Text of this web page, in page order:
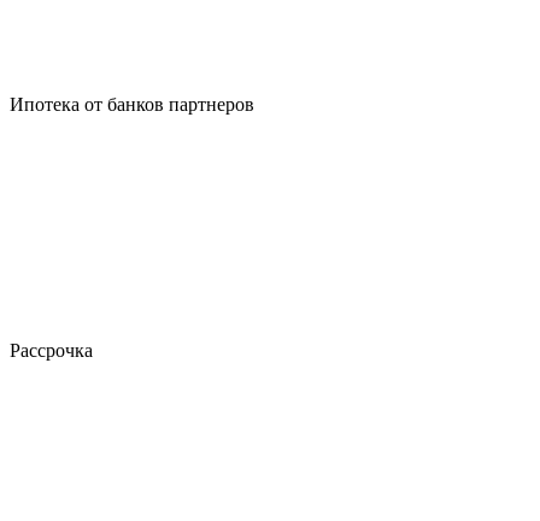
Ипотека от банков партнеров
Рассрочка